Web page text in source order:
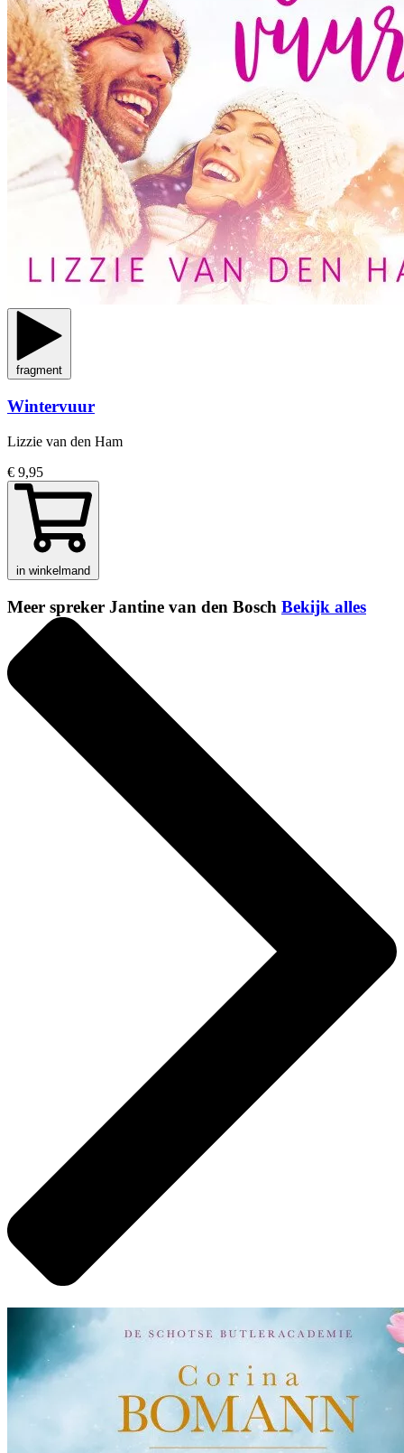
fragment
Wintervuur
Lizzie van den Ham
€ 9,95
in winkelmand
Meer spreker Jantine van den Bosch Bekijk alles